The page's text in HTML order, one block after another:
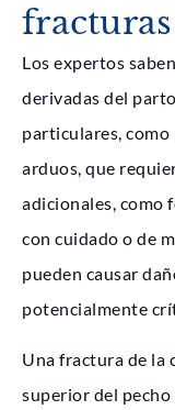
Los expertos
derivadas del
particulares,
arduos, que
adicionales, como
con cuidado o de
pueden causar
potencialmente
Una fractura de la
superior del